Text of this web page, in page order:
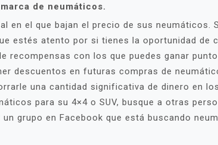
de neumáticos.
en el que bajan el precio de sus neumáticos.
estés atento por si tienes la oportunidad de
recompensas con los que puedes ganar
descuentos en futuras compras de
una cantidad significativa de dinero en
para su 4×4 o SUV, busque a otras
grupo en Facebook que está buscando